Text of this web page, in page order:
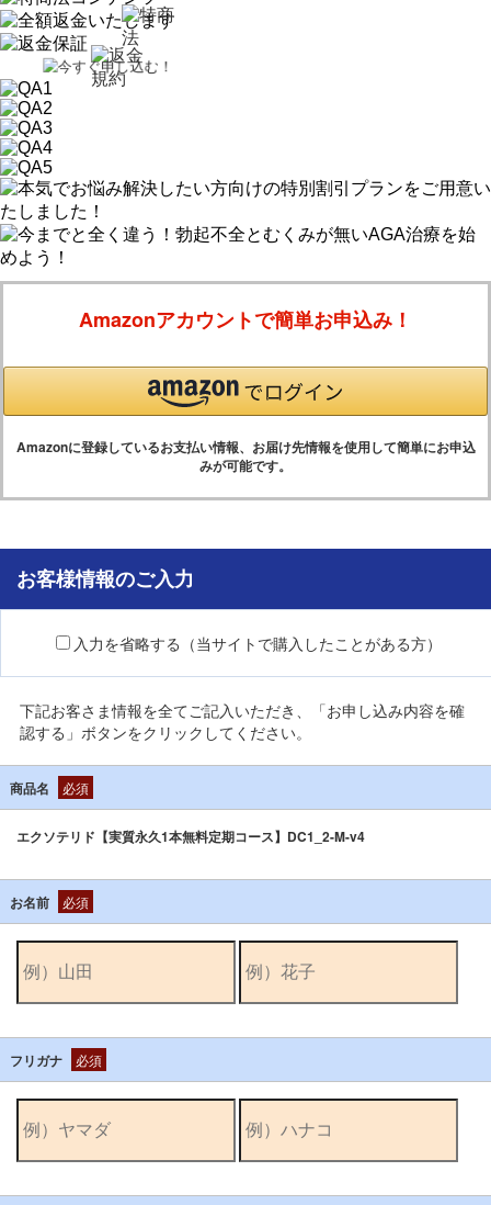
Amazonアカウントで簡単お申込み！
Amazonに登録しているお支払い情報、お届け先情報を使用して簡単にお申込
みが可能です。
お客様情報のご入力
入力を省略する（当サイトで購入したことがある方）
下記お客さま情報を全てご記入いただき、「お申し込み内容を確
認する」ボタンをクリックしてください。
商品名 必須
エクソテリド【実質永久1本無料定期コース】DC1_2-M-v4
お名前 必須
フリガナ 必須